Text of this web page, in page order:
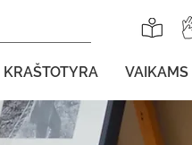
KRAŠTOTYRA VAIKAMS